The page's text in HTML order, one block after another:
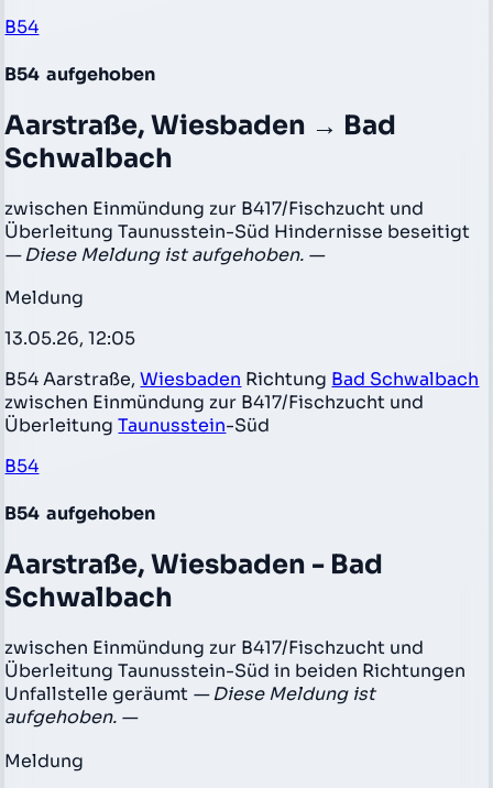
B54
B54 aufgehoben
Aarstraße, Wiesbaden → Bad
Schwalbach
zwischen Einmündung zur B417/Fischzucht und
Überleitung Taunusstein-Süd Hindernisse beseitigt
— Diese Meldung ist aufgehoben. —
Meldung
13.05.26, 12:05
B54 Aarstraße,Wiesbaden Richtung Bad Schwalbach
zwischen Einmündung zur B417/Fischzucht und
ÜberleitungTaunusstein-Süd
B54
B54 aufgehoben
Aarstraße, Wiesbaden - Bad
Schwalbach
zwischen Einmündung zur B417/Fischzucht und
Überleitung Taunusstein-Süd in beiden Richtungen
Unfallstelle geräumt — Diese Meldung ist
aufgehoben. —
Meldung